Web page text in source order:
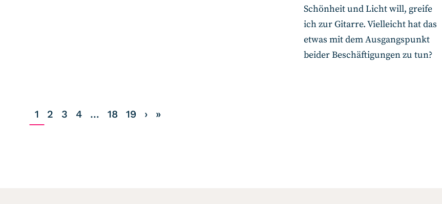
Schönheit und Licht will, greife
ich zur Gitarre. Vielleicht hat das
etwas mit dem Ausgangspunkt
beider Beschäftigungen zu tun?
1 2 3 4 … 18 19 › »